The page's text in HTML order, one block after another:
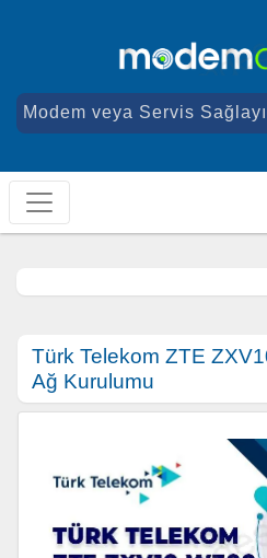
Türk Telekom ZTE
Ağ Kurulumu